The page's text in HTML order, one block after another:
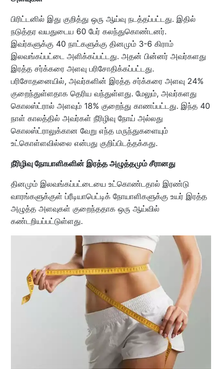
பிரிட்டனில் இது குறித்து ஒரு ஆய்வு நடத்தப்பட்டது. இதில்
நடுத்தர வயதுடைய 60 பேர் கலந்துகொண்டனர்.
இவர்களுக்கு 40 நாட்களுக்கு தினமும் 3-6 கிராம்
இலவங்கப்பட்டை அளிக்கப்பட்டது. அதன் பின்னர் அவர்களது
இரத்த சர்க்கரை அளவு பரிசோதிக்கப்பட்டது.
பரிசோதனையில், அவர்களின் இரத்த சர்க்கரை அளவு 24%
குறைந்துள்ளதாக தெரிய வந்துள்ளது. மேலும், அவர்களது
கொலஸ்ட்ரால் அளவும் 18% குறைந்து காணப்பட்டது. இந்த 40
நாள் காலத்தில் அவர்கள் நீரிழிவு நோய் அல்லது
கொலஸ்ட்ராலுக்கான வேறு எந்த மருந்துகளையும்
உட்கொள்ளவில்லை என்பது குறிப்பிடத்தக்கது.
நீரிழிவு நோயாளிகளின் இரத்த அழுத்தமும் சீரானது
தினமும் இலவங்கப்பட்டையை உட்கொண்டதால் இரண்டு
வாரங்களுக்குள் ப்ரீடியாபெட்டிக் நோயாளிகளுக்கு உயர் இரத்த
அழுத்த அளவுகள் குறைந்ததாக ஒரு ஆய்வில்
கண்டறியப்பட்டுள்ளது.